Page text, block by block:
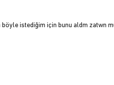
istediğim için bunu aldm zatwn